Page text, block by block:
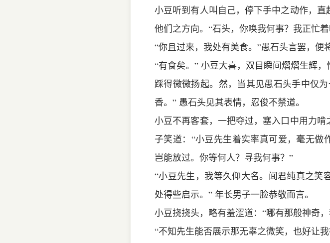
小豆听到有人叫自己，停下手中之动作，
他们之方向。“石头，你唤我何事？我正忙
“你且过来，我处有美食。”愚石头言罢，便
“有食矣。” 小豆大喜，双目瞬间熠熠生辉
踩得微微扬起。然，当其见愚石头手中仅
香。” 愚石头见其表情，忍俊不禁道。
小豆不再客套，一把夺过，塞入口中用力
子笑道：“小豆先生着实率真可爱，毫无做
岂能放过。你等何人？寻我何事？”
“小豆先生，我等久仰大名。闻君纯真之笑
处得些启示。” 年长男子一脸恭敬而言。
小豆挠挠头，略有羞涩道：“哪有那般神奇
“不知先生能否展示那无辜之微笑，也好让